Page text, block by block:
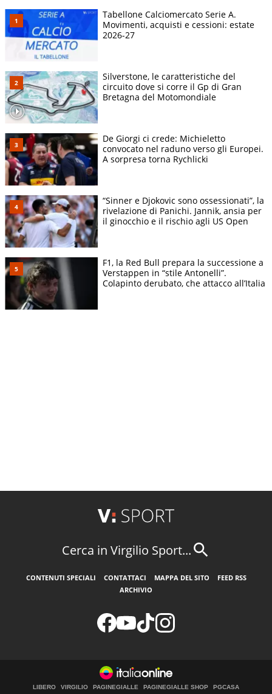
Tabellone Calciomercato Serie A.
Movimenti, acquisti e cessioni: estate
2026-27
Silverstone, le caratteristiche del
circuito dove si corre il Gp di Gran
Bretagna del Motomondiale
De Giorgi ci crede: Michieletto
convocato nel raduno verso gli Europei.
A sorpresa torna Rychlicki
“Sinner e Djokovic sono ossessionati”, la
rivelazione di Panichi. Jannik, ansia per
il ginocchio e il rischio agli US Open
F1, la Red Bull prepara la successione a
Verstappen in “stile Antonelli”.
Colapinto derubato, che attacco all’Italia
Cerca in Virgilio Sport...
CONTENUTI SPECIALI CONTATTACI MAPPA DEL SITO
FEED RSS
ARCHIVIO
LIBERO VIRGILIO PAGINEGIALLE PAGINEGIALLE SHOP PGCASA